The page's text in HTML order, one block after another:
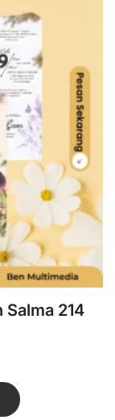
214